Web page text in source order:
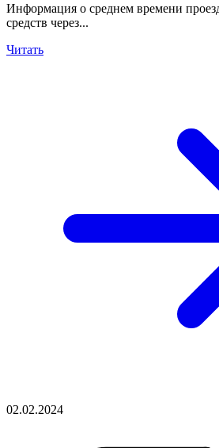
Информация о среднем времени
средств через...
Читать
02.02.2024